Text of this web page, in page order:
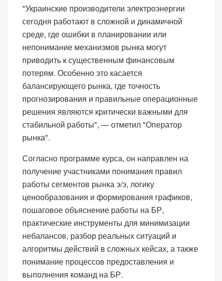
"Украинские производители электроэнергии
сегодня работают в сложной и динамичной
среде, где ошибки в планировании или
непонимание механизмов рынка могут
приводить к существенным финансовым
потерям. Особенно это касается
балансирующего рынка, где точность
прогнозирования и правильные операционные
решения являются критически важными для
стабильной работы", — отметил "Оператор
рынка".
Согласно программе курса, он направлен на
получение участниками понимания правил
работы сегментов рынка э/э, логику
ценообразования и формирования графиков,
пошаговое объяснение работы на БР,
практические инструменты для минимизации
небалансов, разбор реальных ситуаций и
алгоритмы действий в сложных кейсах, а также
понимание процессов предоставления и
выполнения команд на БР.